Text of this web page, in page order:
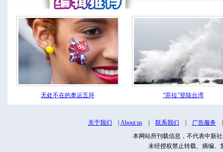
无处不在的奥运五环 “苏拉”登陆台湾
关于我们 About us| 联系我们 广告服务
本网站所刊载信息，不代表中新
未经授权禁止转载、摘编、